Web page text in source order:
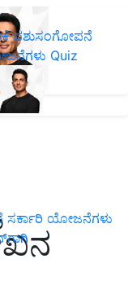
ಪಶುಸಂಗೋಪನೆ
Quiz
ಸರ್ಕಾರಿ ಯೋಜನೆಗಳು